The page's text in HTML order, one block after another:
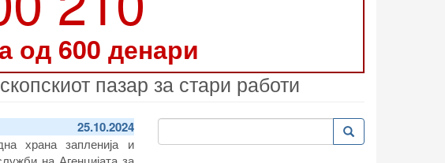
од 600 денари
пазар за стари работи
25.10.2024
храна запленија и
Search
Пребарување Пребарување